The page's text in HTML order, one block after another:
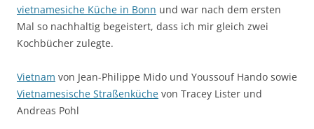
vietnamesiche Küche in Bonn und war nach dem ersten
Mal so nachhaltig begeistert, dass ich mir gleich zwei
Kochbücher zulegte.
Vietnam von Jean-Philippe Mido und Youssouf Hando sowie
Vietnamesische Straßenküche von Tracey Lister und
Andreas Pohl